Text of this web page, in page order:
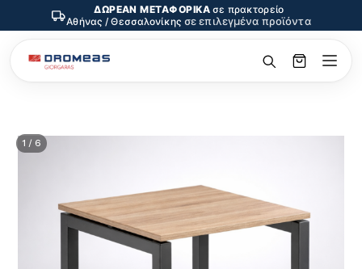
ΔΩΡΕΑΝ ΜΕΤΑΦΟΡΙΚΑ σε πρακτορείο
Αθήνας / Θεσσαλονίκης σε επιλεγμένα προϊόντα
1 / 6